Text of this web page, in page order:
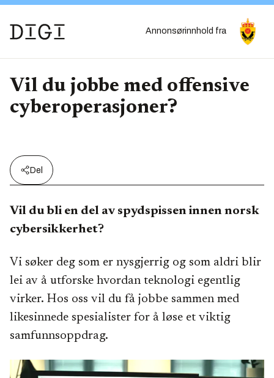
Annonsørinnhold fra
Vil du jobbe med offensive
cyberoperasjoner?
Del
Vil du bli en del av spydspissen innen norsk
cybersikkerhet?
Vi søker deg som er nysgjerrig og som aldri blir
lei av å utforske hvordan teknologi egentlig
virker. Hos oss vil du få jobbe sammen med
likesinnede spesialister for å løse et viktig
samfunnsoppdrag.